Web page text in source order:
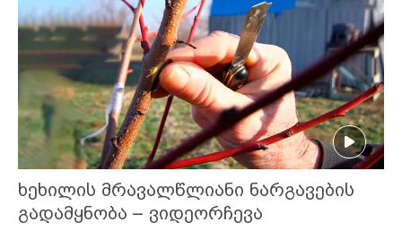
ხეხილის მრავალწლიანი ნარგავების
გადამყნობა – ვიდეორჩევა